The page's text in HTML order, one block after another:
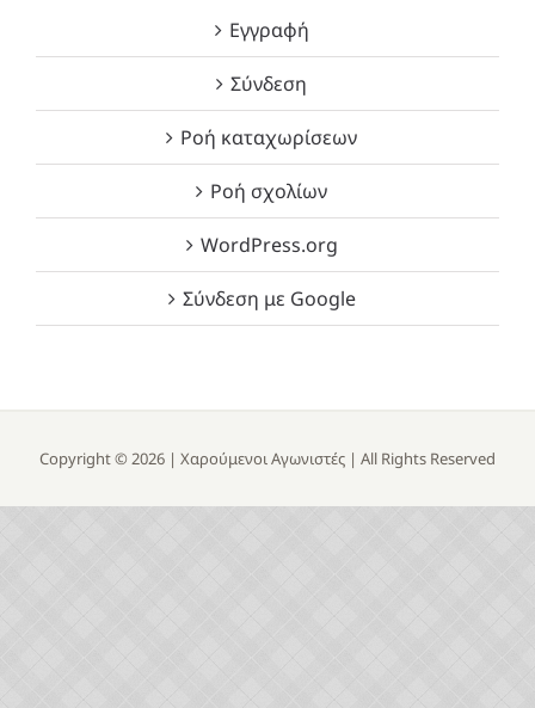
Εγγραφή
Σύνδεση
Ροή καταχωρίσεων
Ροή σχολίων
WordPress.org
Σύνδεση με Google
Copyright © 2026 | Χαρούμενοι Αγωνιστές | All Rights Reserved